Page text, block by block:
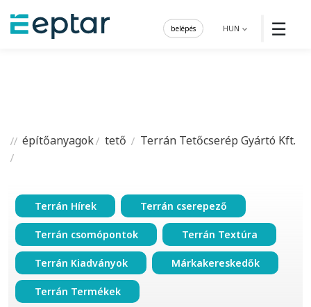
☰
HUN
belépés
építőanyagok tető Terrán Tetőcserép Gyártó Kft.
Terrán Hírek Terrán cserepező
Terrán csomópontok Terrán Textúra
Terrán Kiadványok Márkakereskedők
Terrán Termékek